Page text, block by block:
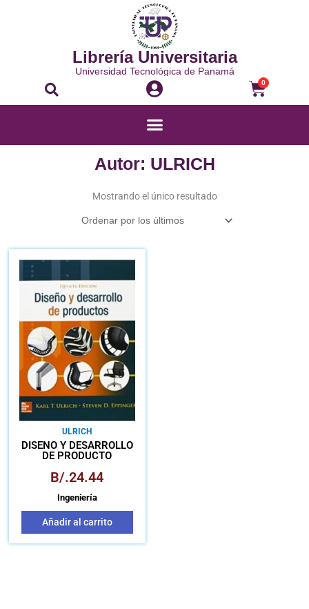
Librería Universitaria
Universidad Tecnológica de Panamá
Buscar 0
Carrito
Menú
Autor: ULRICH
Mostrando el único resultado
ULRICH
DISEÑO Y DESARROLLO
DE PRODUCTO
B/.24.44
Ingeniería
Añadir al carrito